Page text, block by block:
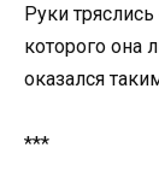
Руки
которого она
оказался
***